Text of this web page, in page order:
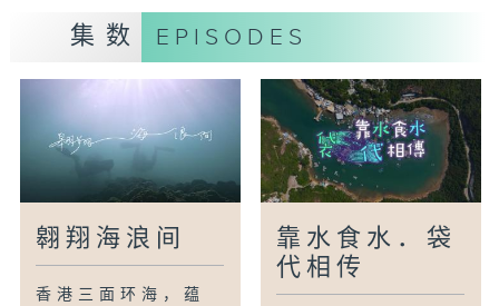
划」。他带领一群义务潜水员，走访香港珊
瑚鱼栖息地，悉心纪录它们的行踪。团队至
今已发现超过五十种官方文献未曾于香港水
域发现过的品种，大大肯定了本地海洋的生
态价值。Stan的同事姚伟康作为鱼类爱好
者，正在为计划整理过去十年的资料并辑录
成图鉴，希望让更多人认识我们海底下的邻
居。
这班热爱大海的潜水员，乐于在水中畅游，
并为大家呈献眼底下的水世界。
集数 EPISODES
翱翔海浪间
香港三面环海，蕴
靠水食水．袋
代相传